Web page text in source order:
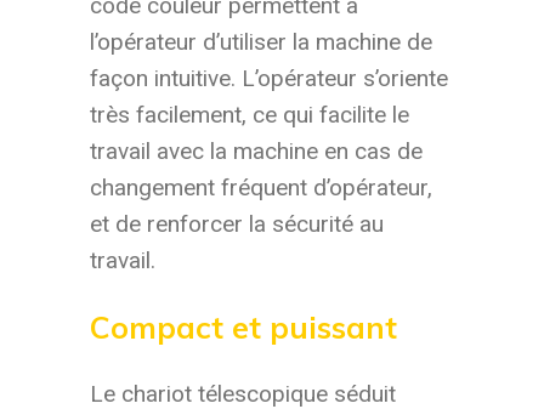
l’opérateur d’utiliser la machine de
façon intuitive. L’opérateur s’oriente
très facilement, ce qui facilite le
travail avec la machine en cas de
changement fréquent d’opérateur,
et de renforcer la sécurité au
travail.
Compact et puissant
Le chariot télescopique séduit